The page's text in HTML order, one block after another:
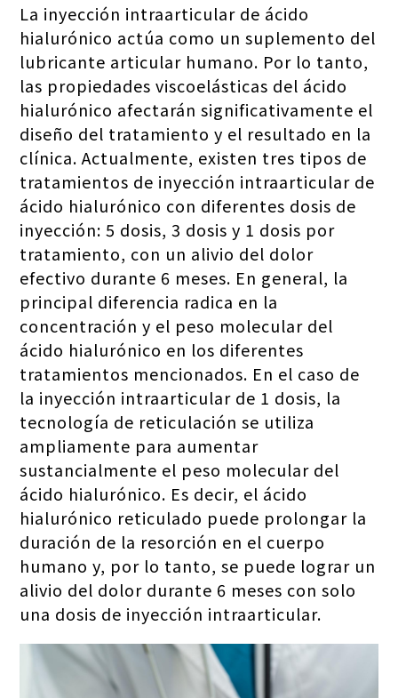
La inyección intraarticular de ácido
hialurónico actúa como un suplemento del
lubricante articular humano. Por lo tanto,
las propiedades viscoelásticas del ácido
hialurónico afectarán significativamente el
diseño del tratamiento y el resultado en la
clínica. Actualmente, existen tres tipos de
tratamientos de inyección intraarticular de
ácido hialurónico con diferentes dosis de
inyección: 5 dosis, 3 dosis y 1 dosis por
tratamiento, con un alivio del dolor
efectivo durante 6 meses. En general, la
principal diferencia radica en la
concentración y el peso molecular del
ácido hialurónico en los diferentes
tratamientos mencionados. En el caso de
la inyección intraarticular de 1 dosis, la
tecnología de reticulación se utiliza
ampliamente para aumentar
sustancialmente el peso molecular del
ácido hialurónico. Es decir, el ácido
hialurónico reticulado puede prolongar la
duración de la resorción en el cuerpo
humano y, por lo tanto, se puede lograr un
alivio del dolor durante 6 meses con solo
una dosis de inyección intraarticular.